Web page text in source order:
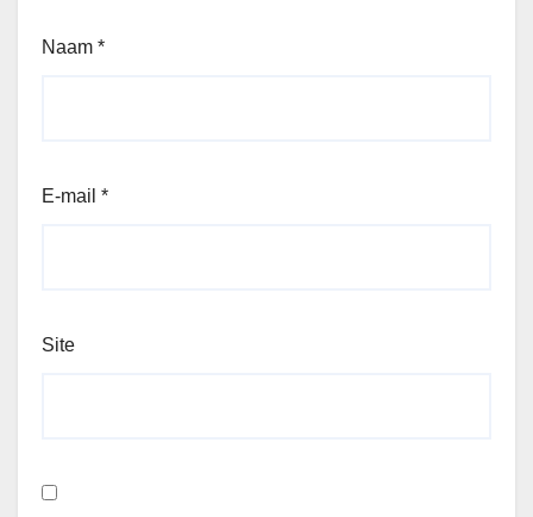
Naam *
E-mail *
Site